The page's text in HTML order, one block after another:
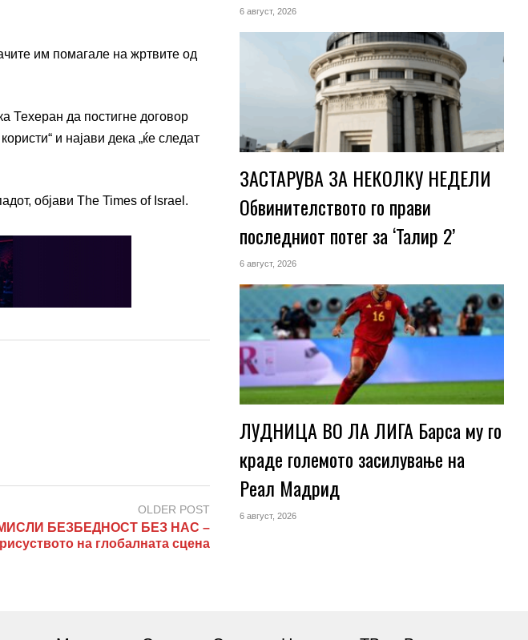
им помагале на жртвите од
Техеран да постигне договор
и најави дека „ќе следат
објави The Times of Israel.
OLDER POST
БЕЗБЕДНОСТ БЕЗ НАС –
на глобалната сцена
6 август, 2026
ЗАСТАРУВА ЗА НЕКОЛКУ НЕДЕЛИ
Обвинителството го прави
последниот потег за ‘Талир 2’
6 август, 2026
ЛУДНИЦА ВО ЛА ЛИГА Барса му го
краде големото засилување на
Реал Мадрид
6 август, 2026